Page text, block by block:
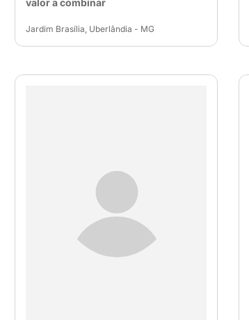
valor a combinar
Jardim Brasília, Uberlândia - MG